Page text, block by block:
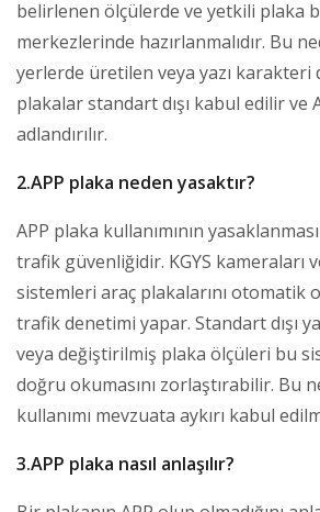
belirlenen ölçülerde ve yetkili plaka
merkezlerinde hazırlanmalıdır. Bu
yerlerde üretilen veya yazı karakteri
plakalar standart dışı kabul edilir ve
adlandırılır.
2.APP plaka neden yasaktır?
APP plaka kullanımının
trafik güvenliğidir. KGYS kameraları
sistemleri araç plakalarını otomatik
trafik denetimi yapar. Standart dışı
veya değiştirilmiş plaka ölçüleri bu
doğru okumasını zorlaştırabilir. Bu
kullanımı mevzuata aykırı kabul
3.APP plaka nasıl anlaşılır?